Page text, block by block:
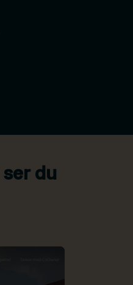
du